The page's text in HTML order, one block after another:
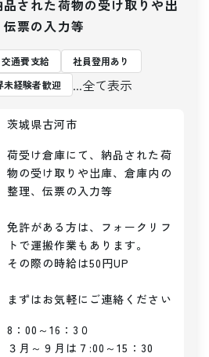
された荷物の受け取りや出
票の入力等
交通費支給
社員登用あり
未経験者歓迎 ...全て表示
茨城県古河市
荷受け倉庫にて、納品された荷
物の受け取りや出庫、倉庫内の
整理、伝票の入力等
免許がある方は、フォークリフ
トで運搬作業もあります。
その際の時給は50円UP
まずはお気軽にご連絡ください
8：00～16：3０
３月～９月は７:00～15：30